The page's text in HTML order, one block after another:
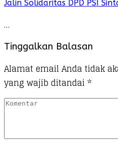
Jalin Solidaritas DPD PSI
…
Tinggalkan Balasan
Alamat email Anda tidak
yang wajib ditandai *